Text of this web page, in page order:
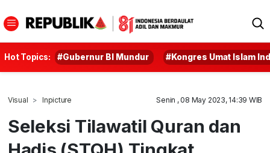
Hot Topics: #Gubernur BI Mundur #Kongres Umat Islam
Visual Inpicture Senin , 08 May 2023, 14:39 WIB
Seleksi Tilawatil Quran dan